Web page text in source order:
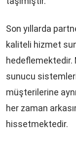
Son yıllarda
kaliteli hizmet
hedeflemektedir.
sunucu
müşterilerine
her zaman
hissetmektedir.